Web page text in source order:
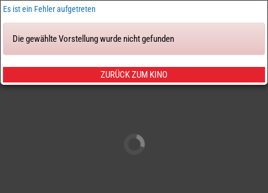
Tickets & Sitze
Es ist ein Fehler aufgetreten
Die gewählte Vorstellung wurde nicht gefunden
ZURÜCK ZUM KINO